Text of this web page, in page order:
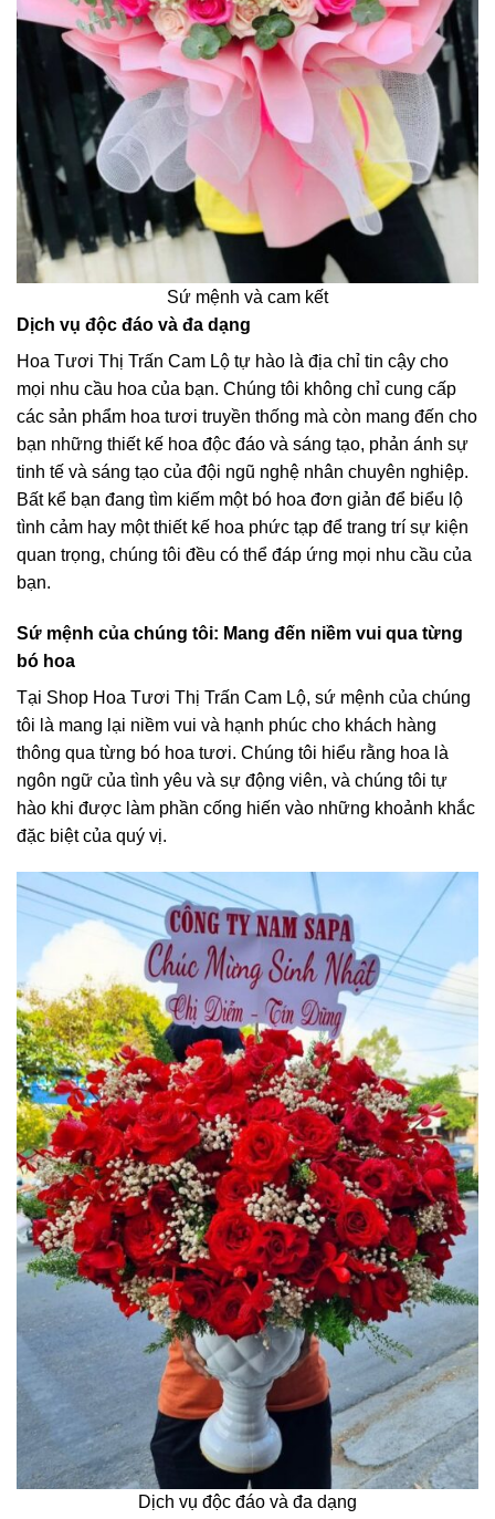
Sứ mệnh và cam kết
Dịch vụ độc đáo và đa dạng
Hoa Tươi Thị Trấn Cam Lộ tự hào là địa chỉ tin cậy cho
mọi nhu cầu hoa của bạn. Chúng tôi không chỉ cung cấp
các sản phẩm hoa tươi truyền thống mà còn mang đến cho
bạn những thiết kế hoa độc đáo và sáng tạo, phản ánh sự
tinh tế và sáng tạo của đội ngũ nghệ nhân chuyên nghiệp.
Bất kể bạn đang tìm kiếm một bó hoa đơn giản để biểu lộ
tình cảm hay một thiết kế hoa phức tạp để trang trí sự kiện
quan trọng, chúng tôi đều có thể đáp ứng mọi nhu cầu của
bạn.
Sứ mệnh của chúng tôi: Mang đến niềm vui qua từng
bó hoa
Tại Shop Hoa Tươi Thị Trấn Cam Lộ, sứ mệnh của chúng
tôi là mang lại niềm vui và hạnh phúc cho khách hàng
thông qua từng bó hoa tươi. Chúng tôi hiểu rằng hoa là
ngôn ngữ của tình yêu và sự động viên, và chúng tôi tự
hào khi được làm phần cống hiến vào những khoảnh khắc
đặc biệt của quý vị.
Dịch vụ độc đáo và đa dạng